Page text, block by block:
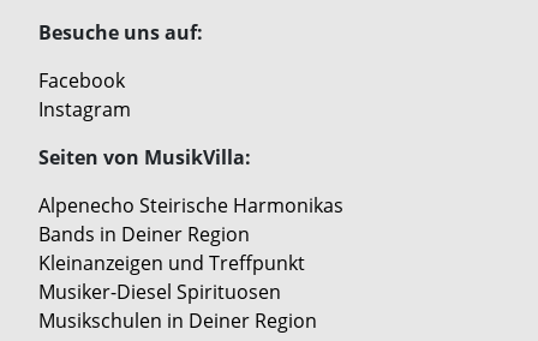
Besuche uns auf:
Facebook
Instagram
Seiten von MusikVilla:
Alpenecho Steirische Harmonikas
Bands in Deiner Region
Kleinanzeigen und Treffpunkt
Musiker-Diesel Spirituosen
Musikschulen in Deiner Region